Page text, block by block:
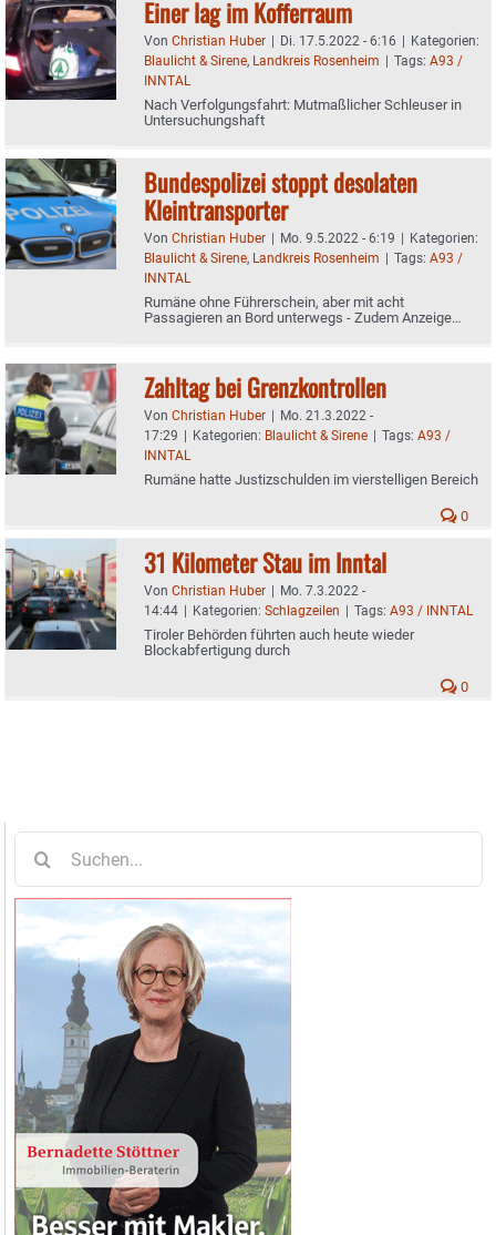
Einer lag im Kofferraum
Von Christian Huber | Di. 17.5.2022 - 6:16 | Kategorien:
Blaulicht & Sirene, Landkreis Rosenheim | Tags: A93 /
INNTAL
Nach Verfolgungsfahrt: Mutmaßlicher Schleuser in
Untersuchungshaft
Bundespolizei stoppt desolaten
Kleintransporter
Von Christian Huber | Mo. 9.5.2022 - 6:19 | Kategorien:
Blaulicht & Sirene, Landkreis Rosenheim | Tags: A93 /
INNTAL
Rumäne ohne Führerschein, aber mit acht
Passagieren an Bord unterwegs - Zudem Anzeige
Zahltag bei Grenzkontrollen
Von Christian Huber | Mo. 21.3.2022 -
17:29 | Kategorien: Blaulicht & Sirene | Tags: A93 /
INNTAL
Rumäne hatte Justizschulden im vierstelligen Bereich
0
31 Kilometer Stau im Inntal
Von Christian Huber | Mo. 7.3.2022 -
14:44 | Kategorien: Schlagzeilen | Tags: A93 / INNTAL
Tiroler Behörden führten auch heute wieder
Blockabfertigung durch
0
nach: